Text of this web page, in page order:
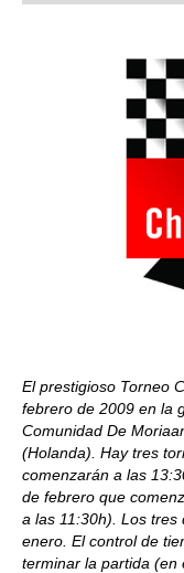
train more efficiently,
El prestigioso Torneo
febrero de 2009 en la
Comunidad De
(Holanda). Hay tres
comenzarán a las
de febrero que
a las 11:30h). Los
enero. El control de
terminar la partida (en